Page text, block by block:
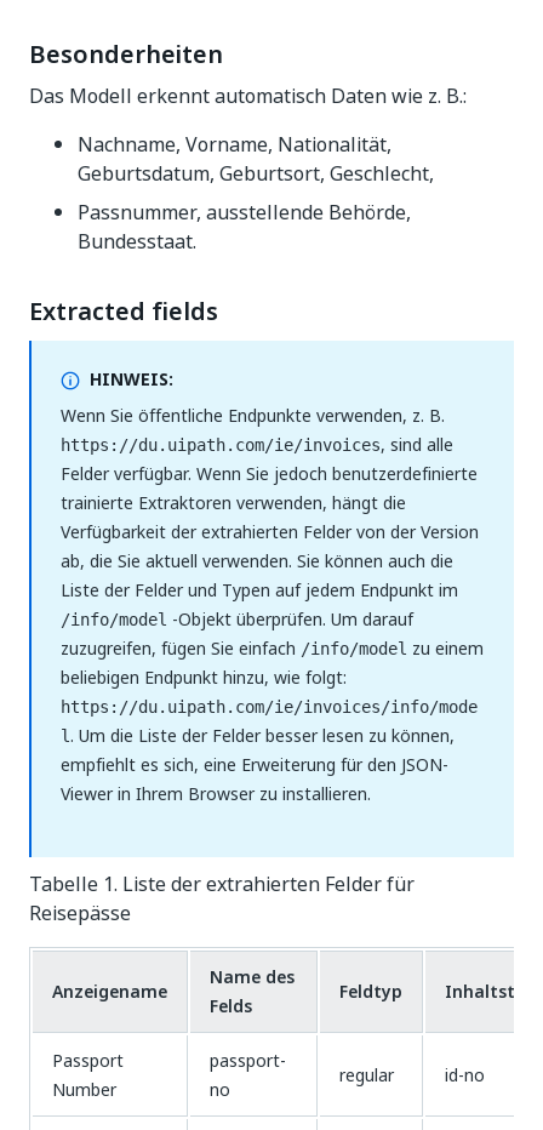
Besonderheiten
Das Modell erkennt automatisch Daten wie z. B.:
Nachname, Vorname, Nationalität,
Geburtsdatum, Geburtsort, Geschlecht,
Passnummer, ausstellende Behörde,
Bundesstaat.
Extracted fields
HINWEIS:
Wenn Sie öffentliche Endpunkte verwenden, z. B.
https://du.uipath.com/ie/invoices, sind alle
Felder verfügbar. Wenn Sie jedoch benutzerdefinierte
trainierte Extraktoren verwenden, hängt die
Verfügbarkeit der extrahierten Felder von der Version
ab, die Sie aktuell verwenden. Sie können auch die
Liste der Felder und Typen auf jedem Endpunkt im
/info/model -Objekt überprüfen. Um darauf
zuzugreifen, fügen Sie einfach /info/model zu einem
beliebigen Endpunkt hinzu, wie folgt:
https://du.uipath.com/ie/invoices/info/mode
l. Um die Liste der Felder besser lesen zu können,
empfiehlt es sich, eine Erweiterung für den JSON-
Viewer in Ihrem Browser zu installieren.
Tabelle 1. Liste der extrahierten Felder für
Reisepässe
Anzeigename
Name des
Felds
Feldtyp Inhaltstyp
Passport
Number
passport-
no
regular id-no